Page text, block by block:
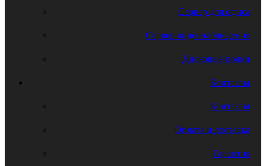
Сервер для офиса
Сервер видеонаблюдения
Дисковые полки
Контакты
Контакты
Оплата и доставка
Гарантия